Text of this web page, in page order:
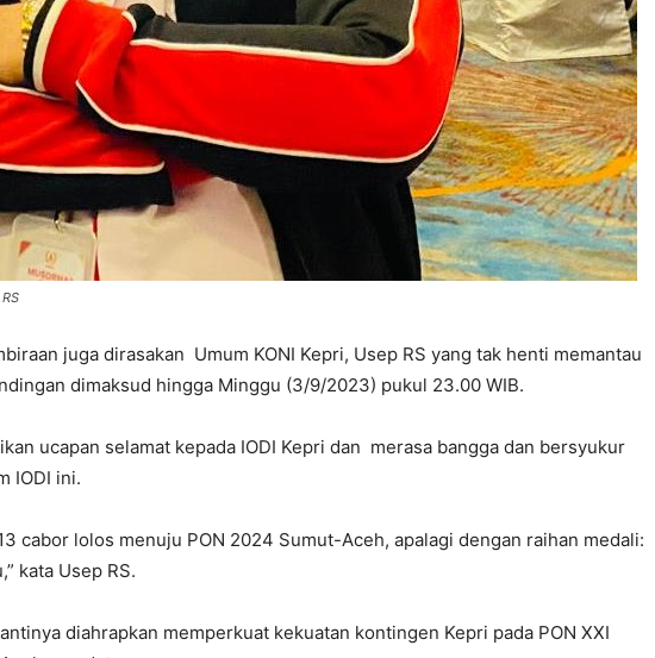
juga dirasakan Umum KONI Kepri, Usep RS yang tak henti memantau
dimaksud hingga Minggu (3/9/2023) pukul 23.00 WIB.
ucapan selamat kepada IODI Kepri dan merasa bangga dan bersyukur
IODI ini.
cabor lolos menuju PON 2024 Sumut-Aceh, apalagi dengan raihan medali:
kata Usep RS.
diahrapkan memperkuat kekuatan kontingen Kepri pada PON XXI